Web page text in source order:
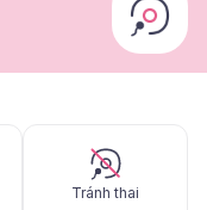
Tránh thai